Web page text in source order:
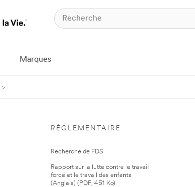
Marques
RÈGLEMENTAIRE
Recherche de FDS
Rapport sur la lutte contre le travail
forcé et le travail des enfants
(Anglais) (PDF, 451 Ko)